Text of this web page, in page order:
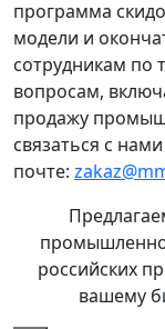
программа
модели и
сотрудникам по
вопросам,
продажу
связаться с
почте:
российских
вашему